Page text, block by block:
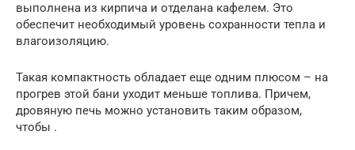
выполнена из кирпича и отделана кафелем. Это
обеспечит необходимый уровень сохранности тепла и
влагоизоляцию.
Такая компактность обладает еще одним плюсом – на
прогрев этой бани уходит меньше топлива. Причем,
дровяную печь можно установить таким образом,
чтобы .